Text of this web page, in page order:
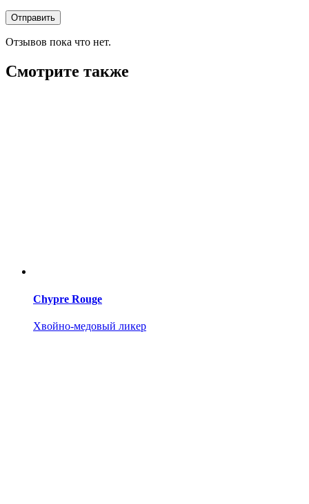
Отзывов пока что нет.
Смотрите также
Chypre Rouge
Хвойно-медовый ликер